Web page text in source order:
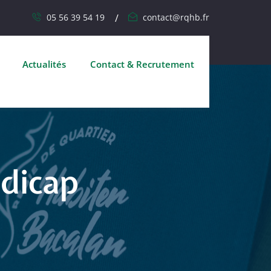
05 56 39 54 19 contact@rqhb.fr
Actualités Contact & Recrutement